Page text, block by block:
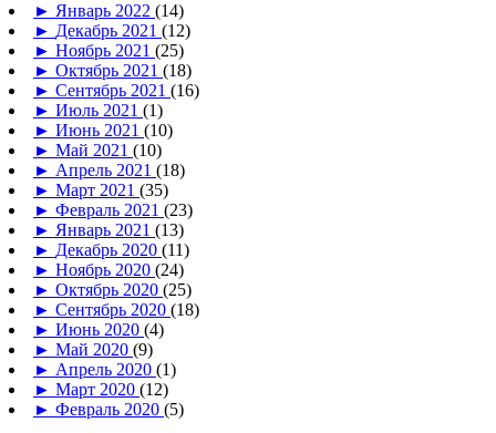
► Январь 2022 (14)
► Декабрь 2021 (12)
► Ноябрь 2021 (25)
► Октябрь 2021 (18)
► Сентябрь 2021 (16)
► Июль 2021 (1)
► Июнь 2021 (10)
► Май 2021 (10)
► Апрель 2021 (18)
► Март 2021 (35)
► Февраль 2021 (23)
► Январь 2021 (13)
► Декабрь 2020 (11)
► Ноябрь 2020 (24)
► Октябрь 2020 (25)
► Сентябрь 2020 (18)
► Июнь 2020 (4)
► Май 2020 (9)
► Апрель 2020 (1)
► Март 2020 (12)
► Февраль 2020 (5)